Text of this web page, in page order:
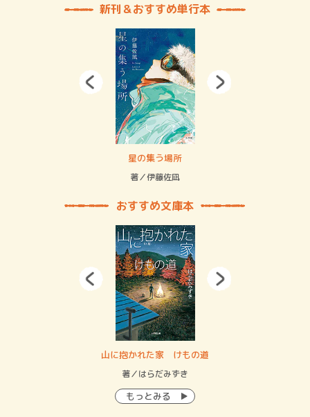
新刊＆おすすめ単行本
星の集う場所
著／伊藤佐凪
おすすめ文庫本
山に抱かれた家 けもの道
著／はらだみずき
もっとみる